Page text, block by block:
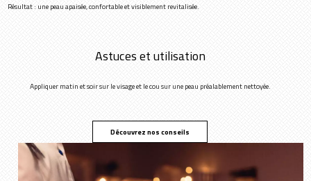
Résultat : une peau apaisée, confortable et visiblement revitalisée.
Astuces et utilisation
Appliquer matin et soir sur le visage et le cou sur une peau préalablement nettoyée.
Découvrez nos conseils